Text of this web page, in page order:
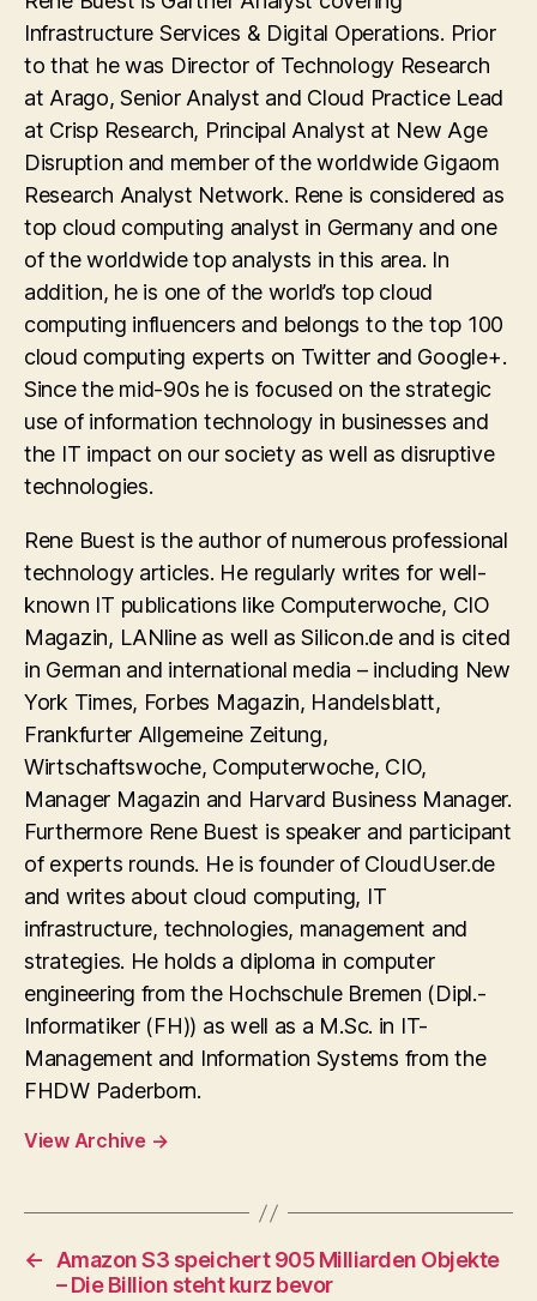
Infrastructure Services & Digital Operations. Prior
to that he was Director of Technology Research
at Arago, Senior Analyst and Cloud Practice Lead
at Crisp Research, Principal Analyst at New Age
Disruption and member of the worldwide Gigaom
Research Analyst Network. Rene is considered as
top cloud computing analyst in Germany and one
of the worldwide top analysts in this area. In
addition, he is one of the world’s top cloud
computing influencers and belongs to the top 100
cloud computing experts on Twitter and Google+.
Since the mid-90s he is focused on the strategic
use of information technology in businesses and
the IT impact on our society as well as disruptive
technologies.
Rene Buest is the author of numerous professional
technology articles. He regularly writes for well-
known IT publications like Computerwoche, CIO
Magazin, LANline as well as Silicon.de and is cited
in German and international media – including New
York Times, Forbes Magazin, Handelsblatt,
Frankfurter Allgemeine Zeitung,
Wirtschaftswoche, Computerwoche, CIO,
Manager Magazin and Harvard Business Manager.
Furthermore Rene Buest is speaker and participant
of experts rounds. He is founder of CloudUser.de
and writes about cloud computing, IT
infrastructure, technologies, management and
strategies. He holds a diploma in computer
engineering from the Hochschule Bremen (Dipl.-
Informatiker (FH)) as well as a M.Sc. in IT-
Management and Information Systems from the
FHDW Paderborn.
View Archive →
←
Amazon S3 speichert 905 Milliarden Objekte
– Die Billion steht kurz bevor